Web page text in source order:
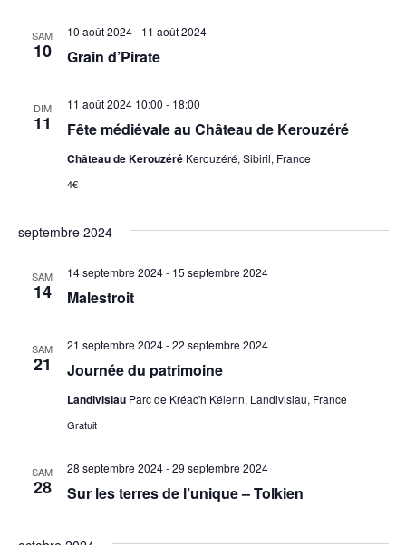
SAM
10 Grain d’Pirate
10 août 2024- 11 août 2024
DIM
11 Fête médiévale au Château de Kerouzéré
11 août 2024 10:00 - 18:00
Château de Kerouzéré Kerouzéré, Sibiril, France
4€
septembre 2024
SAM
14 Malestroit
14 septembre 2024- 15 septembre 2024
SAM
21 Journée du patrimoine
21 septembre 2024-22 septembre 2024
Landivisiau Parc de Kréac'h Kélenn, Landivisiau, France
Gratuit
SAM
28 Sur les terres de l’unique – Tolkien
28 septembre 2024-29 septembre 2024